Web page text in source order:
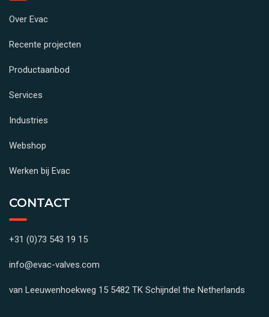
Over Evac
Recente projecten
Productaanbod
Services
Industries
Webshop
Werken bij Evac
CONTACT
+31 (0)73 543 19 15
info@evac-valves.com
van Leeuwenhoekweg 15 5482 TK Schijndel the Netherlands